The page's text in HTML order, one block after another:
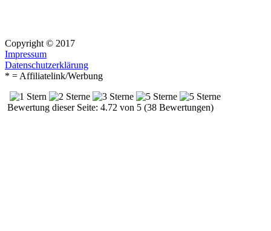
Copyright © 2017
Impressum
Datenschutzerklärung
* = Affiliatelink/Werbung
Bewertung dieser Seite: 4.72 von 5 (38 Bewertungen)